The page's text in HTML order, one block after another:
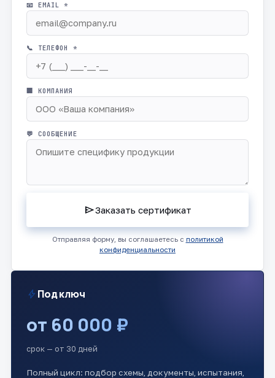
📧 EMAIL *
📞 ТЕЛЕФОН *
🏢 КОМПАНИЯ
💬 СООБЩЕНИЕ
sendЗаказать сертификат
Отправляя форму, вы соглашаетесь с политикой
конфиденциальности
boltПод ключ
от 60 000 ₽
срок — от 30 дней
Полный цикл: подбор схемы, документы, испытания,